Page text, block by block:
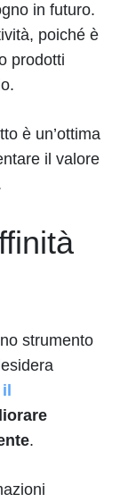
in futuro.
poiché è
prodotti
è un’ottima
il valore
strumento
.